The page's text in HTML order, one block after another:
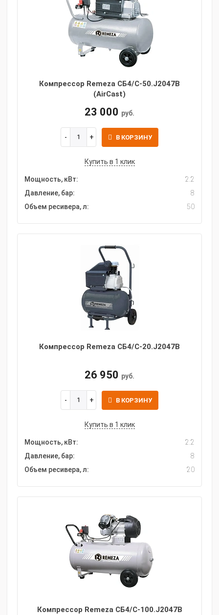
Компрессор Remeza СБ4/С-50.J2047B
(AirCast)
23 000 руб.
В КОРЗИНУ
Купить в 1 клик
Мощность, кВт:
2.2
Давление, бар:
8
Объем ресивера, л:
50
Компрессор Remeza СБ4/С-20.J2047B
26 950 руб.
В КОРЗИНУ
Купить в 1 клик
Мощность, кВт:
2.2
Давление, бар:
8
Объем ресивера, л:
20
Компрессор Remeza СБ4/С-100.J2047B